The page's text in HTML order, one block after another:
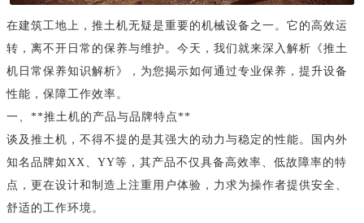
在建筑工地上，推土机无疑是重要的机械设备之一。它的高效运
转，离不开日常的保养与维护。今天，我们就来深入解析《推土
机日常保养知识解析》，为您揭示如何通过专业保养，提升设备
性能，保障工作效率。
一、**推土机的产品与品牌特点**
谈及推土机，不得不提的是其强大的动力与稳定的性能。国内外
知名品牌如XX、YY等，其产品不仅具备高效率、低故障率的特
点，更在设计和制造上注重用户体验，力求为操作者提供安全、
舒适的工作环境。